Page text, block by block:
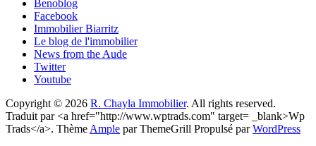
Benoblog
Facebook
Immobilier Biarritz
Le blog de l'immobilier
News from the Aude
Twitter
Youtube
Copyright © 2026 R. Chayla Immobilier. All rights reserved.
Traduit par <a href="http://www.wptrads.com" target= _blank>Wp
Trads</a>. Thème Ample par ThemeGrill Propulsé parWordPress